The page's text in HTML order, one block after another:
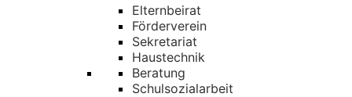
Elternbeirat
Förderverein
Sekretariat
Haustechnik
Beratung
Schulsozialarbeit